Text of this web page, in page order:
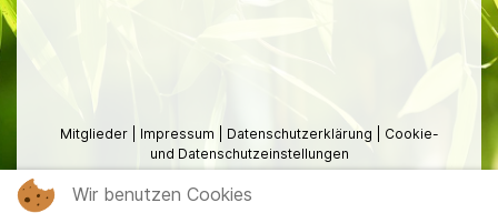
Mitglieder Impressum Datenschutzerklärung
Cookie-
und Datenschutzeinstellungen
Wir benutzen Cookies